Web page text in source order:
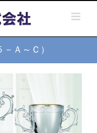
Ａ～Ｃ）